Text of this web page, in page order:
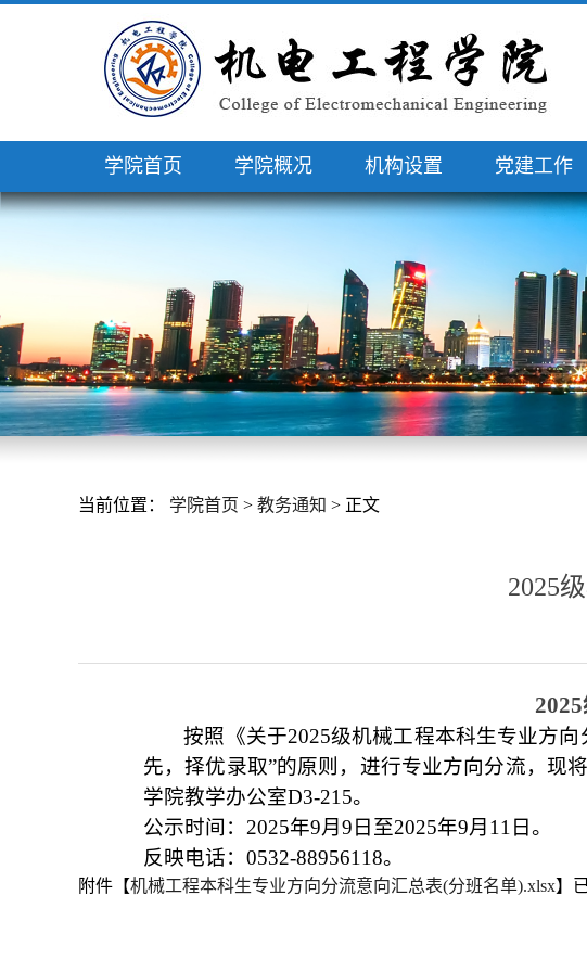
学院首页 学院概况 机构设置 党建工作
当前位置： 学院首页 > 教务通知 > 正文
2025
2025
按照《关于2025级机械工程本科生专业方向
先，择优录取”的原则，进行专业方向分流，现
学院教学办公室D3-215。
公示时间：2025年9月9日至2025年9月11日。
反映电话：0532-88956118。
附件【机械工程本科生专业方向分流意向汇总表(分班名单).xlsx】